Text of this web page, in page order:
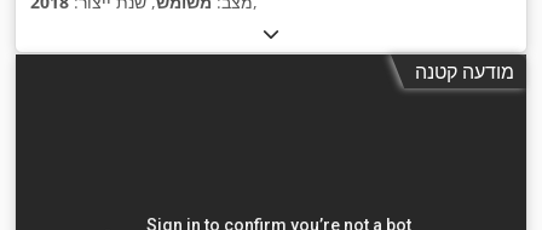
מודעה קטנה